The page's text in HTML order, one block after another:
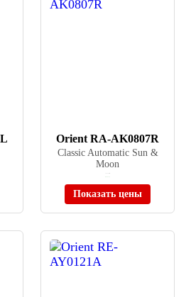
Orient RA-AK0807R
Classic Automatic Sun &
Moon
Показать цены